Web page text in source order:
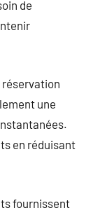
de
réservation
une
en réduisant
fournissent